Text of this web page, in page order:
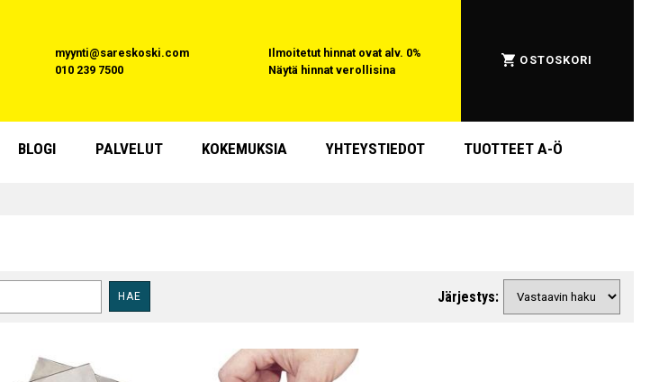
myynti@sareskoski.com
010 239 7500
Ilmoitetut hinnat ovat alv. 0%
Näytä hinnat verollisina
OSTOSKORI
BLOGI PALVELUT KOKEMUKSIA YHTEYSTIEDOT TUOTTEET A-Ö
HAE Järjestys: